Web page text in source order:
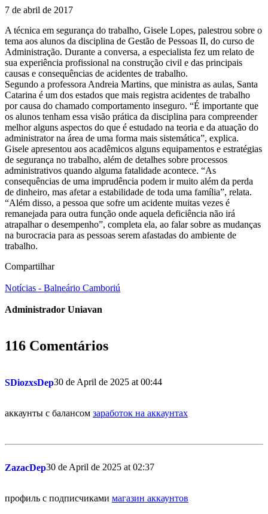
7 de abril de 2017
A técnica em segurança do trabalho, Gisele Lopes, palestrou sobre o
tema aos alunos da disciplina de Gestão de Pessoas II, do curso de
Administração. Durante a conversa, a especialista fez um relato de
sua experiência profissional na construção civil e das principais
causas e consequências de acidentes de trabalho.
Segundo a professora Andreia Martins, que ministra as aulas, Santa
Catarina é um dos estados que mais registra acidentes de trabalho
por causa do chamado comportamento inseguro. “É importante que
os alunos tenham essa visão prática da disciplina para compreender
melhor alguns aspectos do que é estudado na teoria e da atuação do
administrator na área de uma forma mais sistemática”, explica.
Gisele apresentou aos acadêmicos alguns equipamentos e estratégias
de segurança no trabalho, além de detalhes sobre processos
administrativos quando alguma fatalidade acontece. “As
consequências de uma imprudência podem ir muito além da perda
de dinheiro, mas afetar a estabilidade de toda uma família”, relata.
“Além disso, a pessoa que sofre um acidente muitas vezes é
remanejada para outra função onde aquela deficiência não irá
atrapalhar o desempenho”, completa ela, ao falar sobre as mudanças
na burocracia para as pessoas serem afastadas do ambiente de
trabalho.
Compartilhar
Notícias - Balneário Camboriú
Administrador Uniavan
116 Comentários
SDiozxsDep30 de April de 2025 at 00:44
аккаунты с балансом заработок на аккаунтах
ZazacDep30 de April de 2025 at 02:37
профиль с подписчиками магазин аккаунтов